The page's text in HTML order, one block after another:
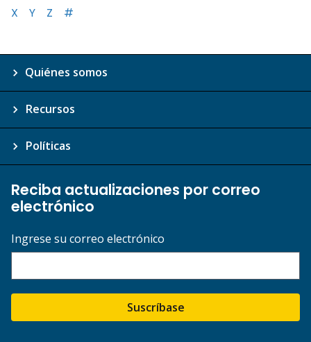
X
Y Z #
Quiénes somos
Recursos
Políticas
Reciba actualizaciones por correo
electrónico
Ingrese su correo electrónico
Suscríbase